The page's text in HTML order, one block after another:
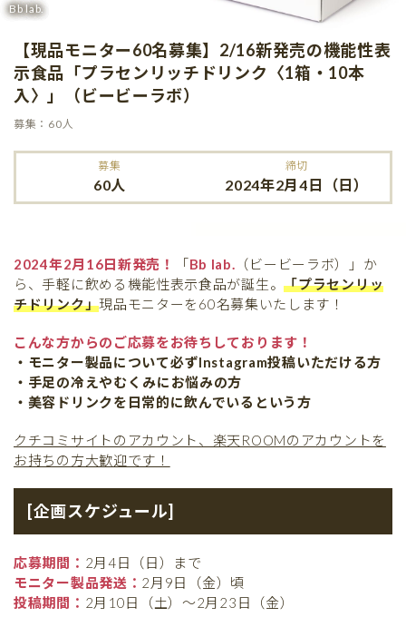
Bb lab.
【現品モニター60名募集】2/16新発売の機能性表
示食品「プラセンリッチドリンク〈1箱・10本
入〉」（ビービーラボ）
募集：60人
募集
60人
締切
2024年2月4日（日）
2024年2月16日新発売！ 「Bb lab. （ビービーラボ）」か
ら、手軽に飲める機能性表示食品が誕生。「プラセンリッ
チドリンク」現品モニターを60名募集いたします！
こんな方からのご応募をお待ちしております！
・モニター製品について必ずInstagram投稿いただける方
・手足の冷えやむくみにお悩みの方
・美容ドリンクを日常的に飲んでいるという方
クチコミサイトのアカウント、楽天ROOMのアカウントを
お持ちの方大歓迎です！
[企画スケジュール]
応募期間： 2月4日（日）まで
モニター製品発送： 2月9日（金）頃
投稿期間： 2月10日（土）〜2月23日（金）